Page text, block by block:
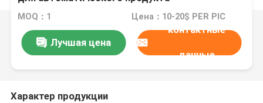
MOQ：1 Цена：10-20$ PER PIC
Лучшая цена
контактные
данные
Характер продукции